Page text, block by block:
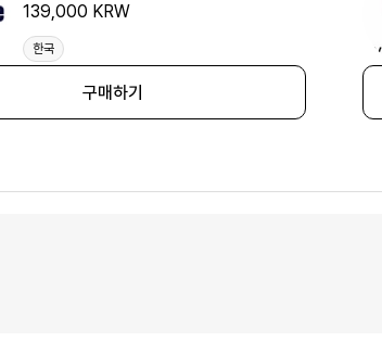
139,000 KRW
한국
구매하기